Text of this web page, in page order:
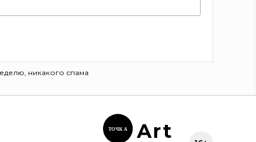
никакого спама
ТОЧК А Art